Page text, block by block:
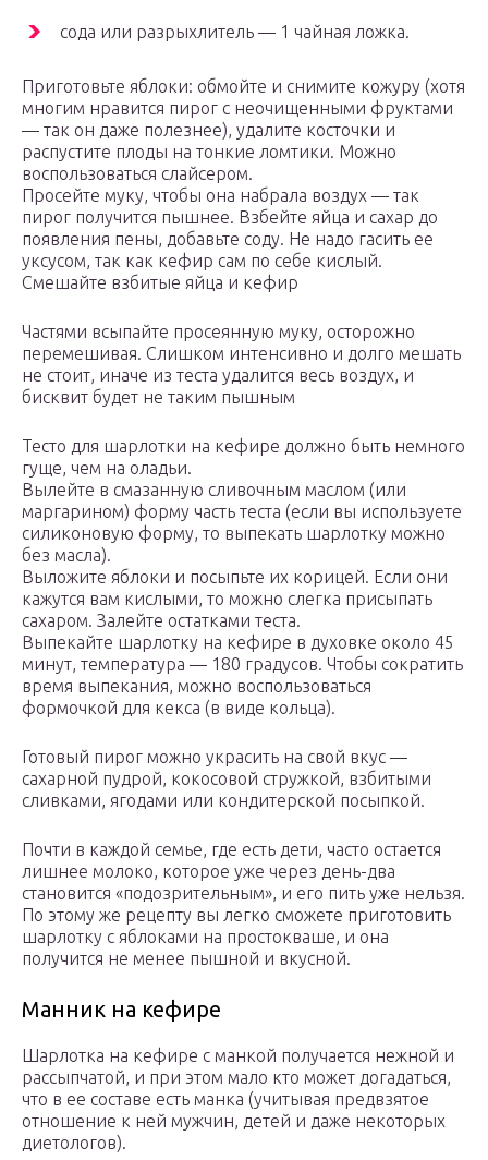
сода или разрыхлитель — 1 чайная ложка.
Приготовьте яблоки: обмойте и снимите кожуру (хотя
многим нравится пирог с неочищенными фруктами
— так он даже полезнее), удалите косточки и
распустите плоды на тонкие ломтики. Можно
воспользоваться слайсером.
Просейте муку, чтобы она набрала воздух — так
пирог получится пышнее. Взбейте яйца и сахар до
появления пены, добавьте соду. Не надо гасить ее
уксусом, так как кефир сам по себе кислый.
Смешайте взбитые яйца и кефир
Частями всыпайте просеянную муку, осторожно
перемешивая. Слишком интенсивно и долго мешать
не стоит, иначе из теста удалится весь воздух, и
бисквит будет не таким пышным
Тесто для шарлотки на кефире должно быть немного
гуще, чем на оладьи.
Вылейте в смазанную сливочным маслом (или
маргарином) форму часть теста (если вы используете
силиконовую форму, то выпекать шарлотку можно
без масла).
Выложите яблоки и посыпьте их корицей. Если они
кажутся вам кислыми, то можно слегка присыпать
сахаром. Залейте остатками теста.
Выпекайте шарлотку на кефире в духовке около 45
минут, температура — 180 градусов. Чтобы сократить
время выпекания, можно воспользоваться
формочкой для кекса (в виде кольца).
Готовый пирог можно украсить на свой вкус —
сахарной пудрой, кокосовой стружкой, взбитыми
сливками, ягодами или кондитерской посыпкой.
Почти в каждой семье, где есть дети, часто остается
лишнее молоко, которое уже через день-два
становится «подозрительным», и его пить уже нельзя.
По этому же рецепту вы легко сможете приготовить
шарлотку с яблоками на простокваше, и она
получится не менее пышной и вкусной.
Манник на кефире
Шарлотка на кефире с манкой получается нежной и
рассыпчатой, и при этом мало кто может догадаться,
что в ее составе есть манка (учитывая предвзятое
отношение к ней мужчин, детей и даже некоторых
диетологов).